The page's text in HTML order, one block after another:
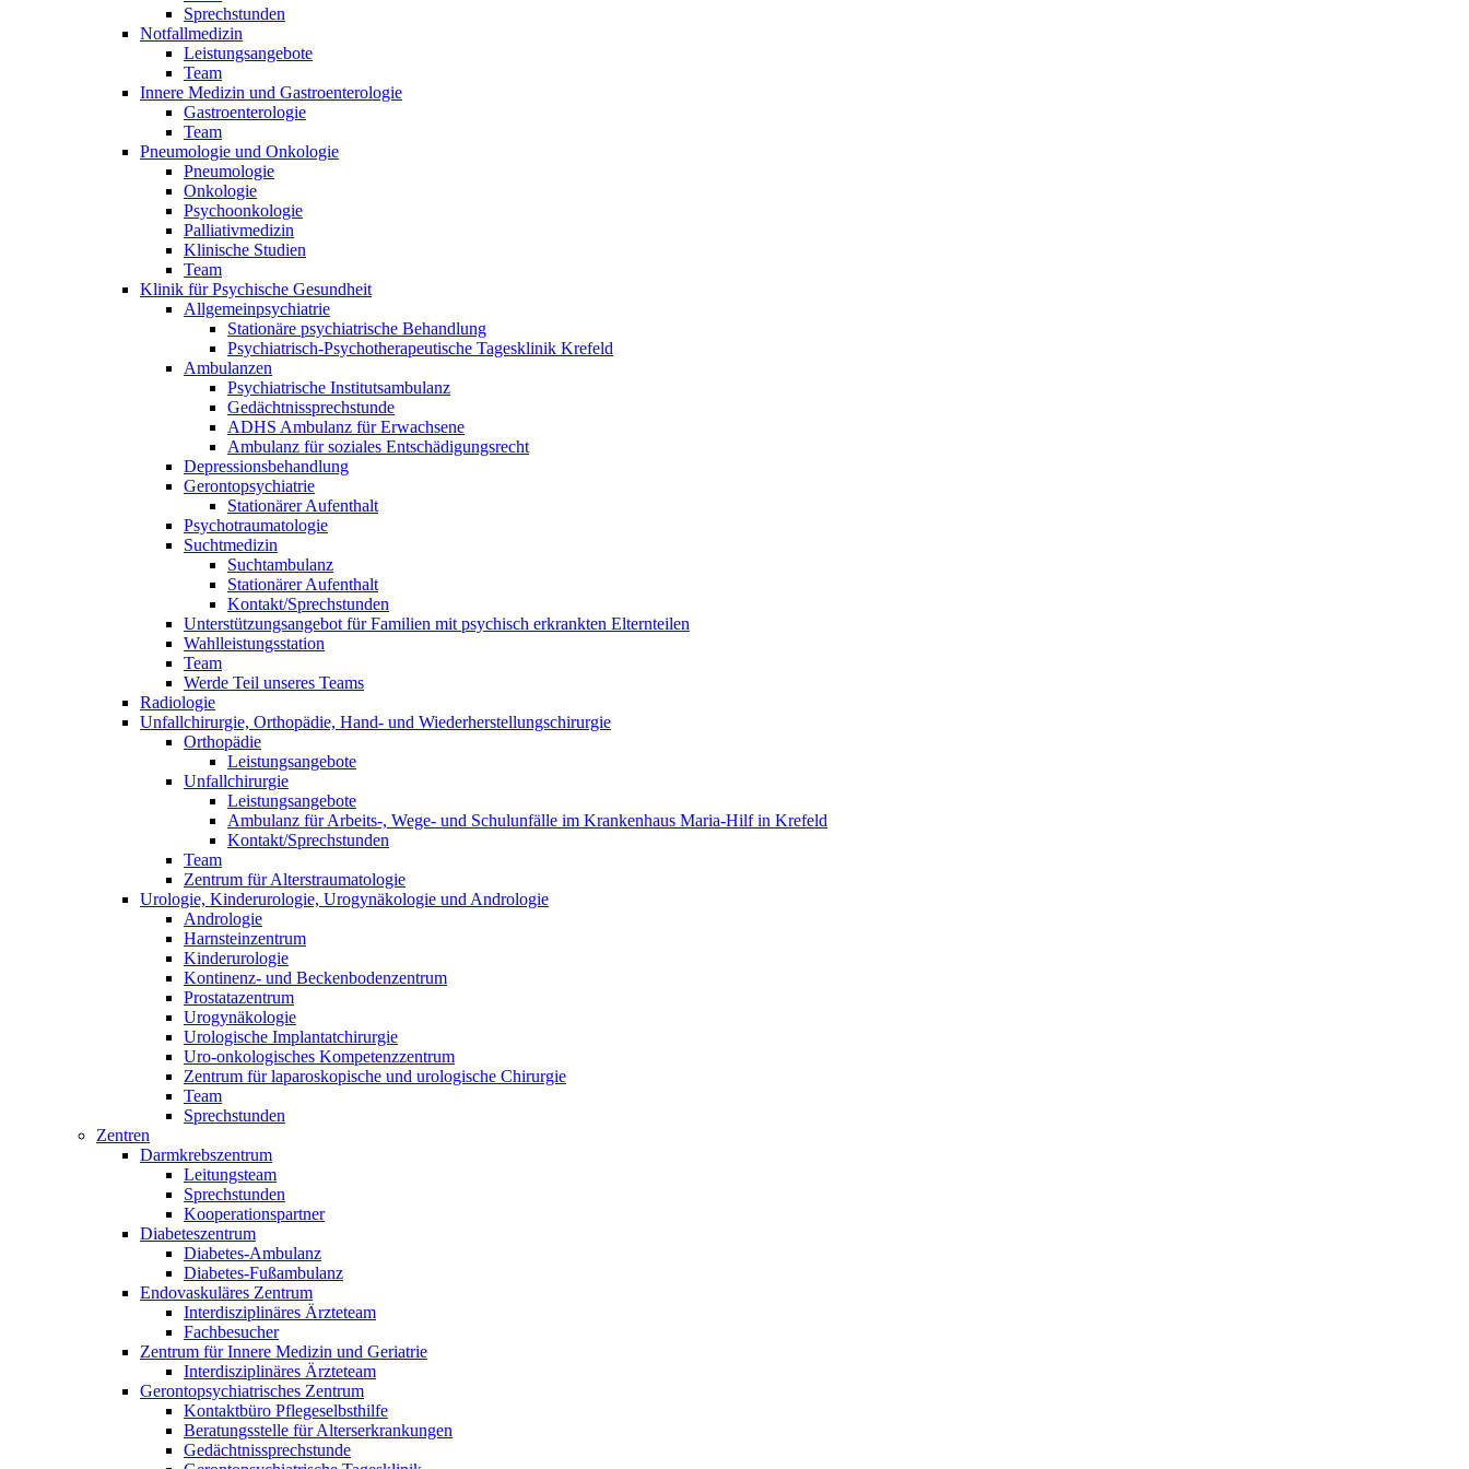
Sprechstunden
Notfallmedizin
Leistungsangebote
Team
Innere Medizin und Gastroenterologie
Gastroenterologie
Team
Pneumologie und Onkologie
Pneumologie
Onkologie
Psychoonkologie
Palliativmedizin
Klinische Studien
Team
Klinik für Psychische Gesundheit
Allgemeinpsychiatrie
Stationäre psychiatrische Behandlung
Psychiatrisch-Psychotherapeutische Tagesklinik Krefeld
Ambulanzen
Psychiatrische Institutsambulanz
Gedächtnissprechstunde
ADHS Ambulanz für Erwachsene
Ambulanz für soziales Entschädigungsrecht
Depressionsbehandlung
Gerontopsychiatrie
Stationärer Aufenthalt
Psychotraumatologie
Suchtmedizin
Suchtambulanz
Stationärer Aufenthalt
Kontakt/Sprechstunden
Unterstützungsangebot für Familien mit psychisch erkrankten Elternteilen
Wahlleistungsstation
Team
Werde Teil unseres Teams
Radiologie
Unfallchirurgie, Orthopädie, Hand- und Wiederherstellungschirurgie
Orthopädie
Leistungsangebote
Unfallchirurgie
Leistungsangebote
Ambulanz für Arbeits-, Wege- und Schulunfälle im Krankenhaus Maria-Hilf in Krefeld
Kontakt/Sprechstunden
Team
Zentrum für Alterstraumatologie
Urologie, Kinderurologie, Urogynäkologie und Andrologie
Andrologie
Harnsteinzentrum
Kinderurologie
Kontinenz- und Beckenbodenzentrum
Prostatazentrum
Urogynäkologie
Urologische Implantatchirurgie
Uro-onkologisches Kompetenzzentrum
Zentrum für laparoskopische und urologische Chirurgie
Team
Sprechstunden
Zentren
Darmkrebszentrum
Leitungsteam
Sprechstunden
Kooperationspartner
Diabeteszentrum
Diabetes-Ambulanz
Diabetes-Fußambulanz
Endovaskuläres Zentrum
Interdisziplinäres Ärzteteam
Fachbesucher
Zentrum für Innere Medizin und Geriatrie
Interdisziplinäres Ärzteteam
Gerontopsychiatrisches Zentrum
Kontaktbüro Pflegeselbsthilfe
Beratungsstelle für Alterserkrankungen
Gedächtnissprechstunde